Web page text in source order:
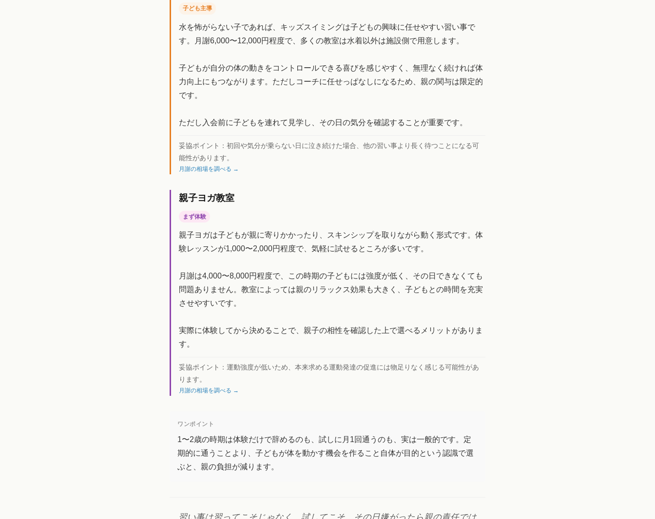
子ども主導
水を怖がらない子であれば、キッズスイミングは子どもの興味に任せやすい習い事で
す。月謝6,000〜12,000円程度で、多くの教室は水着以外は施設側で用意します。
子どもが自分の体の動きをコントロールできる喜びを感じやすく、無理なく続ければ体
力向上にもつながります。ただしコーチに任せっぱなしになるため、親の関与は限定的
です。
ただし入会前に子どもを連れて見学し、その日の気分を確認することが重要です。
妥協ポイント： 初回や気分が乗らない日に泣き続けた場合、他の習い事より長く待つことになる可
能性があります。
月謝の相場を調べる →
親子ヨガ教室
まず体験
親子ヨガは子どもが親に寄りかかったり、スキンシップを取りながら動く形式です。体
験レッスンが1,000〜2,000円程度で、気軽に試せるところが多いです。
月謝は4,000〜8,000円程度で、この時期の子どもには強度が低く、その日できなくても
問題ありません。教室によっては親のリラックス効果も大きく、子どもとの時間を充実
させやすいです。
実際に体験してから決めることで、親子の相性を確認した上で選べるメリットがありま
す。
妥協ポイント： 運動強度が低いため、本来求める運動発達の促進には物足りなく感じる可能性があ
ります。
月謝の相場を調べる →
ワンポイント
1〜2歳の時期は体験だけで辞めるのも、試しに月1回通うのも、実は一般的です。定
期的に通うことより、子どもが体を動かす機会を作ること自体が目的という認識で選
ぶと、親の負担が減ります。
習い事は習ってこそじゃなく、試してこそ。その日嫌がったら親の責任では